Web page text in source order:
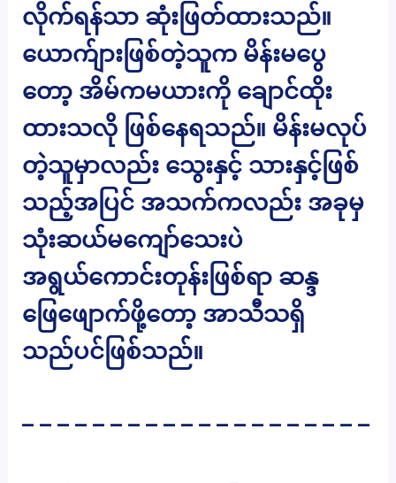
လိုက်ရန်သာ ဆုံးဖြတ်ထားသည်။
ယောက်ျားဖြစ်တဲ့သူက မိန်းမပွေ
တော့ အိမ်ကမယားကို ချောင်ထိုး
ထားသလို ဖြစ်နေရသည်။ မိန်းမလုပ်
တဲ့သူမှာလည်း သွေးနှင့် သားနှင့်ဖြစ်
သည့်အပြင် အသက်ကလည်း အခုမှ
သုံးဆယ်မကျော်သေးပဲ
အရွယ်ကောင်းတုန်းဖြစ်ရာ ဆန္ဒ
ဖြေဖျောက်ဖို့တော့ အာသီသရှိ
သည်ပင်ဖြစ်သည်။
– – – – – – – – – – – – – – – – – – – –